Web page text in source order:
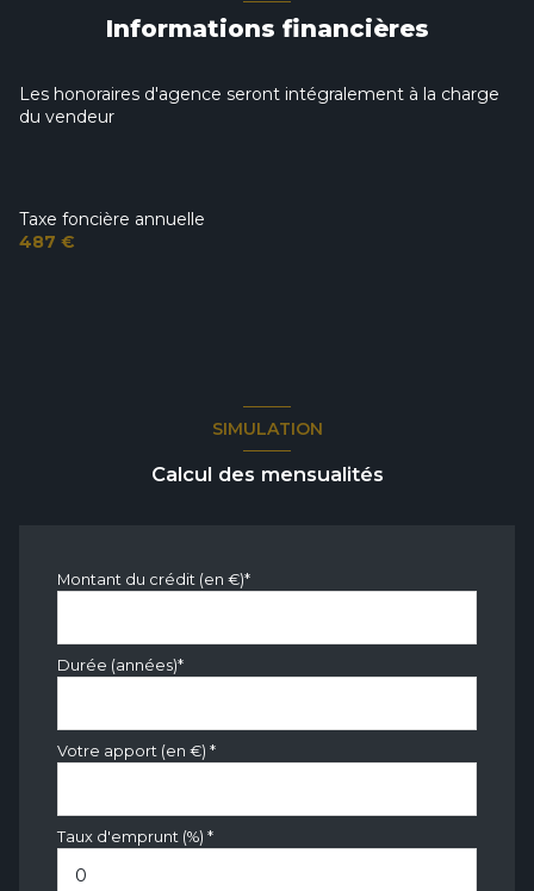
Informations financières
Les honoraires d'agence seront intégralement à la charge
du vendeur
Taxe foncière annuelle
487 €
SIMULATION
Calcul des mensualités
Montant du crédit (en €)*
Durée (années)*
Votre apport (en €) *
Taux d'emprunt (%) *